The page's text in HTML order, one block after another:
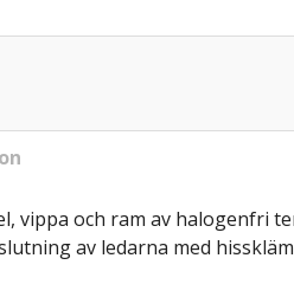
vippa och ram av halogenfri
av ledarna med